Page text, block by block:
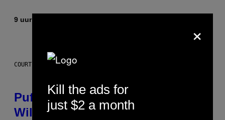
9 uur geleden
COURTESY OF PUFFCO
Puffco Went Full Gamer With Its
Wild New Plasma Peak Pro
×
Kill the ads for
just $2 a month